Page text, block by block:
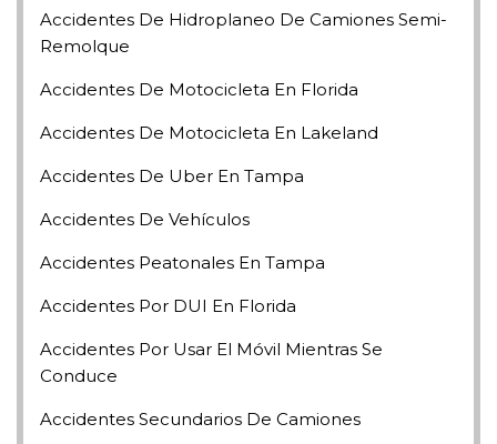
Accidentes De Hidroplaneo De Camiones Semi-
Remolque
Accidentes De Motocicleta En Florida
Accidentes De Motocicleta En Lakeland
Accidentes De Uber En Tampa
Accidentes De Vehículos
Accidentes Peatonales En Tampa
Accidentes Por DUI En Florida
Accidentes Por Usar El Móvil Mientras Se
Conduce
Accidentes Secundarios De Camiones